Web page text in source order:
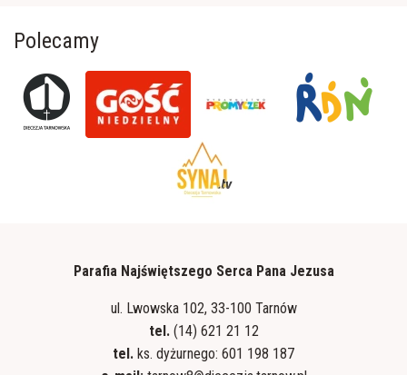
Polecamy
Parafia Najświętszego Serca Pana Jezusa
ul. Lwowska 102, 33-100 Tarnów
tel. (14) 621 21 12
tel. ks. dyżurnego: 601 198 187